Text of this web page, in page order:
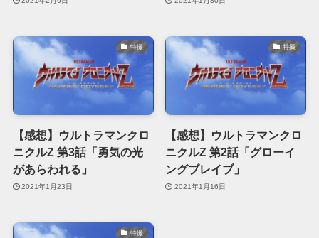
特撮
【感想】ウルトラマンクロ
ニクルZ 第3話「勇気の光
があらわれる」
2021年1月23日
特撮
【感想】ウルトラマンクロ
ニクルZ 第2話「グローイ
ングブレイブ」
2021年1月16日
特撮